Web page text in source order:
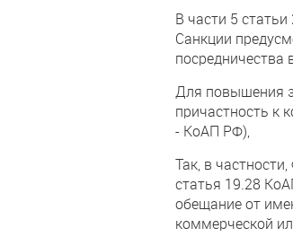
В части 5
Санкции
посредничества
Для повышения
причастность к
- КоАП РФ),
Так, в
статья 19.28
обещание от
коммерческой